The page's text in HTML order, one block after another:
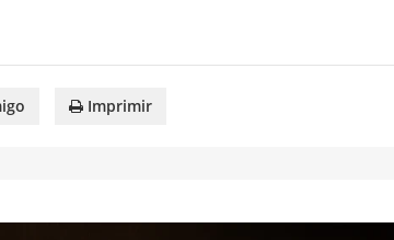
Imprimir